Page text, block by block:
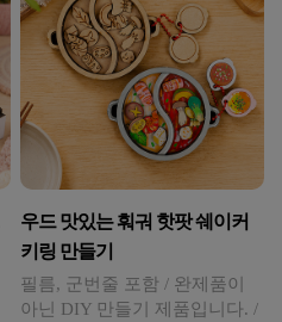
우드 맛있는 훠궈 핫팟 쉐이커
키링 만들기
필름, 군번줄 포함 / 완제품이
아닌 DIY 만들기 제품입니다. /